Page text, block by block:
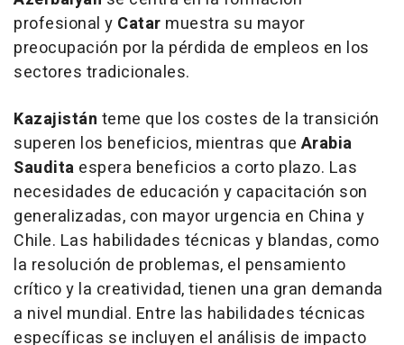
profesional y Catar muestra su mayor
preocupación por la pérdida de empleos en los
sectores tradicionales.
Kazajistán teme que los costes de la transición
superen los beneficios, mientras que Arabia
Saudita espera beneficios a corto plazo. Las
necesidades de educación y capacitación son
generalizadas, con mayor urgencia en China y
Chile. Las habilidades técnicas y blandas, como
la resolución de problemas, el pensamiento
crítico y la creatividad, tienen una gran demanda
a nivel mundial. Entre las habilidades técnicas
específicas se incluyen el análisis de impacto